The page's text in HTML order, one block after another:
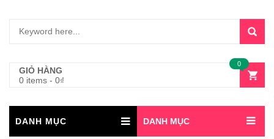
GIỎ HÀNG
0 items - 0₫
0
DANH MỤC DANH MỤC